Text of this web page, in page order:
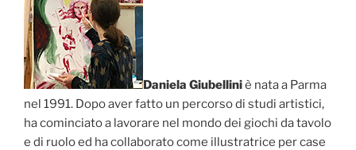
Daniela Giubelliniè nata a Parma
nel 1991. Dopo aver fatto un percorso di studi artistici,
ha cominciato a lavorare nel mondo dei giochi da tavolo
e di ruolo ed ha collaborato come illustratrice per case